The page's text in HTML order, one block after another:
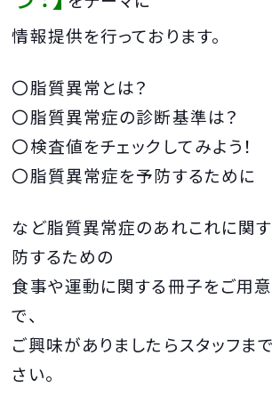
情報提供を行っております。
〇脂質異常とは？
〇脂質異常症の診断基準は？
〇検査値をチェックしてみよう！
〇脂質異常症を予防するために
など脂質異常症のあれこれに関
防するための
食事や運動に関する冊子をご用
で、
ご興味がありましたらスタッフま
さい。